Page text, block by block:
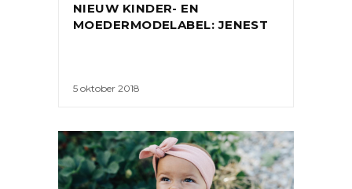
NIEUW KINDER- EN
MOEDERMODELABEL: JENEST
5 oktober 2018